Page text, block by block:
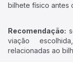
bilhete físico antes
Recomendação:
viação
relacionadas ao